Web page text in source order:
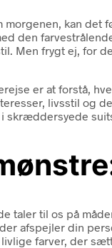
morgenen, kan
den
Men frygt ej, for
er at forstå,
livsstil og
taler til os på
afspejler din
farver, der